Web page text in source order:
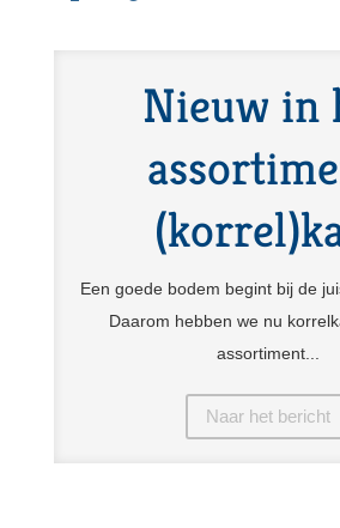
Nieuw in
Een goede bodem begint bij de
Daarom hebben we nu
assortiment...
Naar het bericht